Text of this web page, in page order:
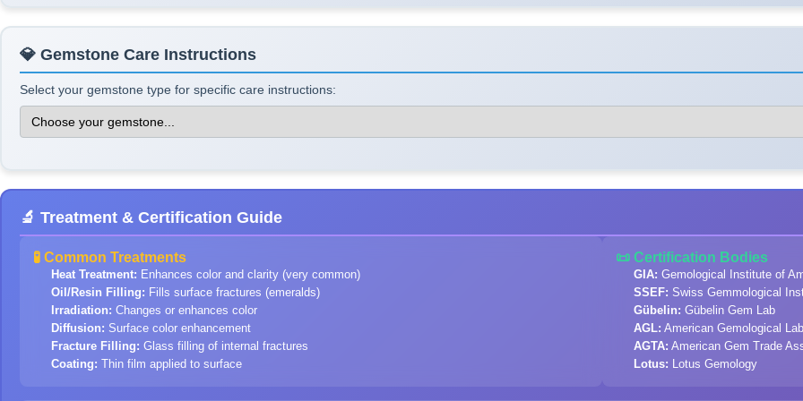
💎 Gemstone Care Instructions
Select your gemstone type for specific care instructions:
🔬 Treatment & Certification Guide
🧪 Common Treatments
Heat Treatment: Enhances color and clarity (very common)
Oil/Resin Filling: Fills surface fractures (emeralds)
Irradiation: Changes or enhances color
Diffusion: Surface color enhancement
Fracture Filling: Glass filling of internal fractures
Coating: Thin film applied to surface
📜 Certification Bodies
GIA: Gemological Institute of
SSEF: Swiss Gemmological
Gübelin: Gübelin Gem Lab
AGL: American Gemological
AGTA: American Gem Trade
Lotus: Lotus Gemology